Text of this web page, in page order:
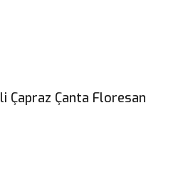
Çapraz Çanta Floresan